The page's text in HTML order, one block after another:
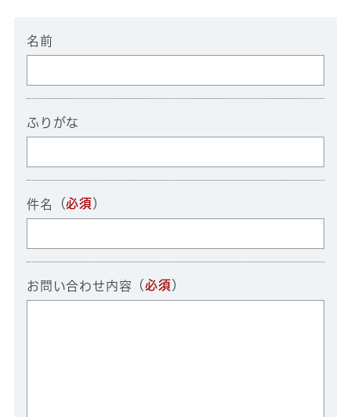
名前
ふりがな
件名 （必須 ）
お問い合わせ内容 （必須 ）